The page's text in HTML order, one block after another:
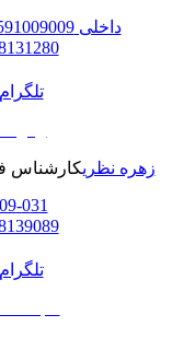
داخلی91009009
تلگرام
زهره نظریکارشناس
-031
تلگرام